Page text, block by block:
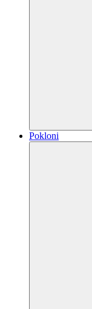
Pokloni